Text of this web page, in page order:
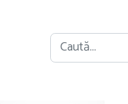
Caută